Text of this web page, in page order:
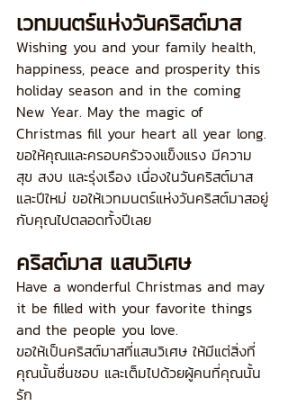
เวทมนตร์แห่งวันคริสต์มาส
Wishing you and your family health,
happiness, peace and prosperity this
holiday season and in the coming
New Year. May the magic of
Christmas fill your heart all year long.
ขอให้คุณและครอบครัวจงแข็งแรง มีความ
สุข สงบ และรุ่งเรือง เนื่องในวันคริสต์มาส
และปีใหม่ ขอให้เวทมนตร์แห่งวันคริสต์มาสอยู่
กับคุณไปตลอดทั้งปีเลย
คริสต์มาส แสนวิเศษ
Have a wonderful Christmas and may
it be filled with your favorite things
and the people you love.
ขอให้เป็นคริสต์มาสที่แสนวิเศษ ให้มีแต่สิ่งที่
คุณนั้นชื่นชอบ และเต็มไปด้วยผู้คนที่คุณนั้น
รัก